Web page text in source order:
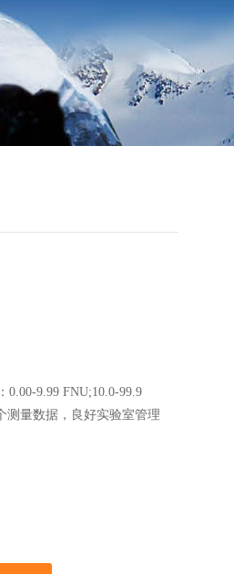
0.00-9.99 FNU;10.0-99.9
测量数据，良好实验室管理